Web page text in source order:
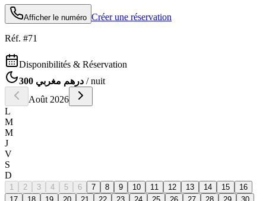
Afficher le numéro Créer une réservation
Réf. #71
Disponibilités & Réservation
300 درهم مغربي / nuit
Août 2026
L
M
M
J
V
S
D
1 2 3 4 5 6 7 8 9 10 11 12 13 14 15
16